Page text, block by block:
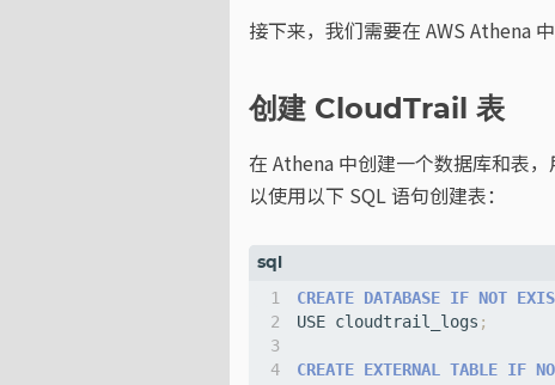
接下来，我们需要在 AWS Athena
创建 CloudTrail 表
在 Athena 中创建一个数据库和表
以使用以下 SQL 语句创建表：
1
4
CREATE DATABASE IF NOT
USE cloudtrail_logs ;
CREATE EXTERNAL TABLE IF